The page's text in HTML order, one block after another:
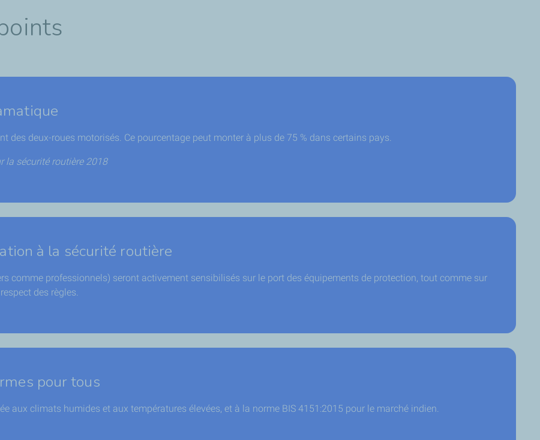
des deux-roues motorisés. Ce pourcentage peut monter à plus de 75 % dans certains pays.
la sécurité routière 2018
à la sécurité routière
comme professionnels) seront activement sensibilisés sur le port des équipements de protection, tout comme sur
des règles.
pour tous
aux climats humides et aux températures élevées, et à la norme BIS 4151:2015 pour le marché indien.